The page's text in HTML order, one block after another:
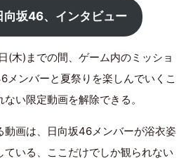
向坂46、インタビュー
(木)までの間、ゲーム内のミッショ
メンバーと夏祭りを楽しんでいくこ
い限定動画を解除できる。
動画は、日向坂46メンバーが浴衣姿
ている、ここだけでしか観られない